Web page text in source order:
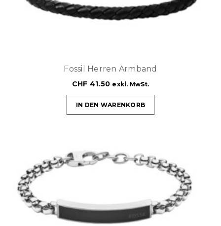
Fossil Herren Armband
CHF 41.50 exkl. MwSt.
IN DEN WARENKORB